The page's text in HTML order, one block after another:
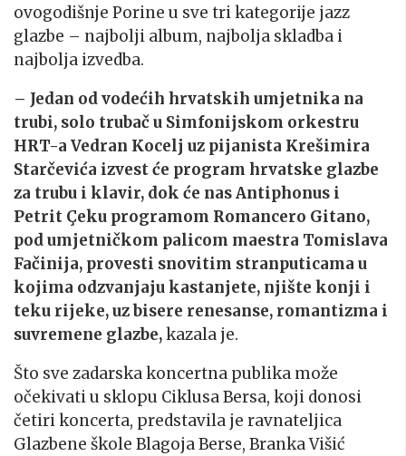
ovogodišnje Porine u sve tri kategorije jazz
glazbe – najbolji album, najbolja skladba i
najbolja izvedba.
– Jedan od vodećih hrvatskih umjetnika na
trubi, solo trubač u Simfonijskom orkestru
HRT-a Vedran Kocelj uz pijanista Krešimira
Starčevića izvest će program hrvatske glazbe
za trubu i klavir, dok će nas Antiphonus i
Petrit Çeku programom Romancero Gitano,
pod umjetničkom palicom maestra Tomislava
Fačinija, provesti snovitim stranputicama u
kojima odzvanjaju kastanjete, njište konji i
teku rijeke, uz bisere renesanse, romantizma i
suvremene glazbe,kazala je.
Što sve zadarska koncertna publika može
očekivati u sklopu Ciklusa Bersa, koji donosi
četiri koncerta, predstavila je ravnateljica
Glazbene škole Blagoja Berse, Branka Višić